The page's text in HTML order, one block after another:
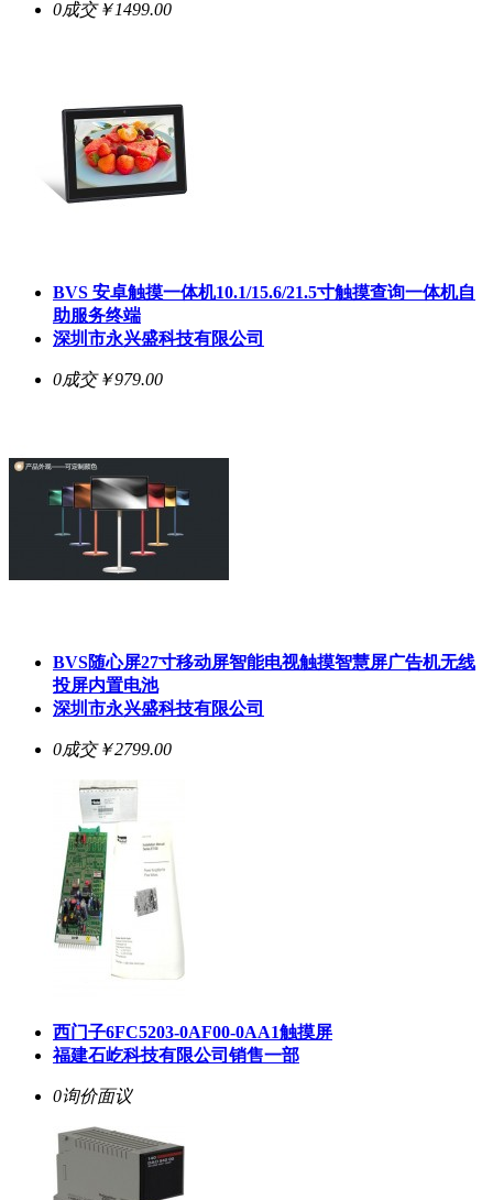
0成交￥1499.00
BVS 安卓触摸一体机10.1/15.6/21.5寸触摸查询一体机自
助服务终端
深圳市永兴盛科技有限公司
0成交￥979.00
BVS随心屏27寸移动屏智能电视触摸智慧屏广告机无线
投屏内置电池
深圳市永兴盛科技有限公司
0成交￥2799.00
西门子6FC5203-0AF00-0AA1触摸屏
福建石屹科技有限公司销售一部
0询价面议